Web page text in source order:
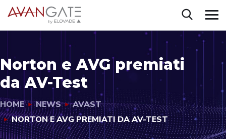
Norton e AVG premiati
da AV-Test
HOME NEWS
AVAST
NORTON E AVG PREMIATI DA AV-TEST